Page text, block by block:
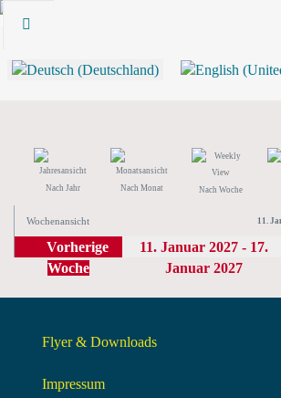
Nach Jahr Nach Monat Nach Woche
Wochenansicht 11.
Vorherige
Woche
11. Januar 2027 - 17.
Januar 2027
Flyer & Downloads
Impressum